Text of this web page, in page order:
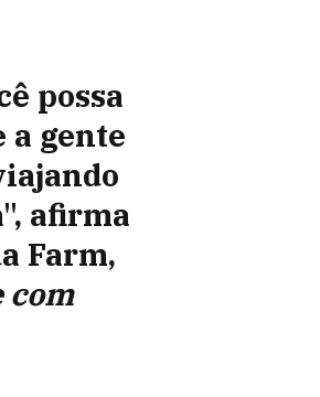
possa
a gente
afirma
Farm,
com